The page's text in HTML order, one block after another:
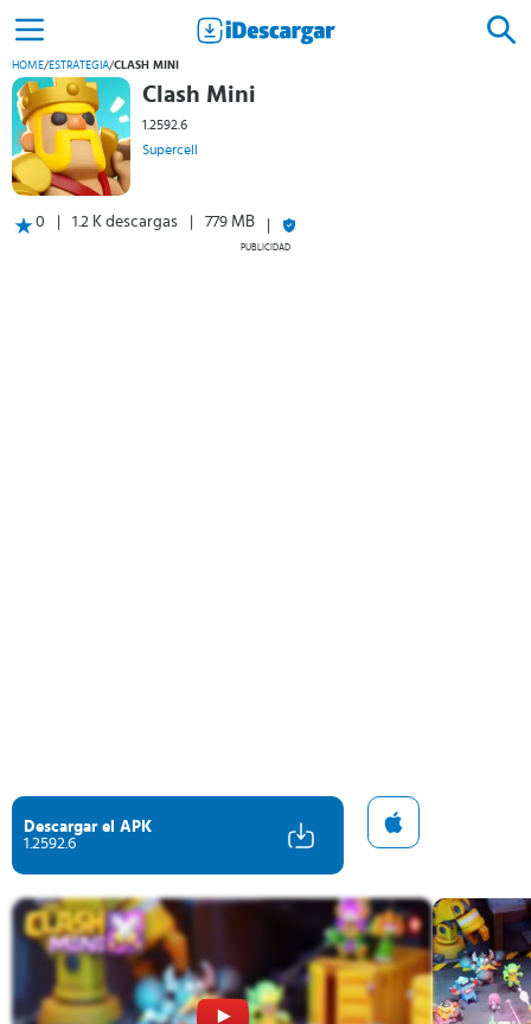
HOME/ESTRATEGIA/CLASH MINI
Clash Mini
1.2592.6
Supercell
0 1.2 K descargas 779 MB
PUBLICIDAD
Descargar el APK
1.2592.6